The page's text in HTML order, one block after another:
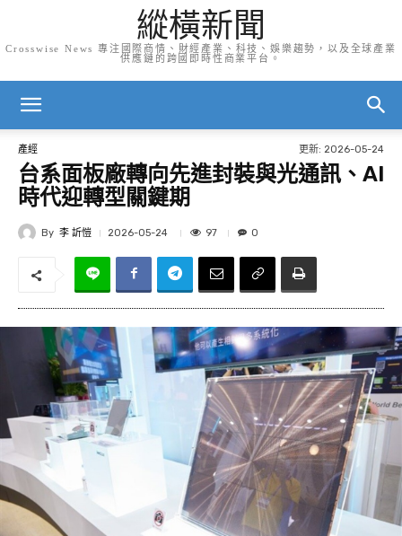
縱橫新聞
Crosswise News 專注國際商情、財經產業、科技、娛樂趨勢，以及全球產業
供應鏈的跨國即時性商業平台。
產經 更新: 2026-05-24
台系面板廠轉向先進封裝與光通訊、AI
時代迎轉型關鍵期
By 李 訢愷 2026-05-24 97 0